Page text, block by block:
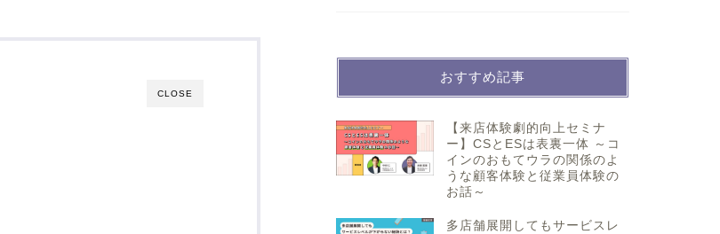
CLOSE
おすすめ記事
【来店体験劇的向上セミナ
ー】CSとESは表裏一体 ～コ
インのおもてウラの関係のよ
うな顧客体験と従業員体験の
お話～
多店舗展開してもサービスレ